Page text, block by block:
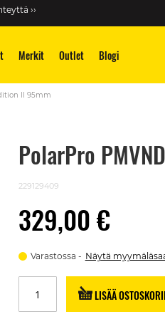
››
Merkit Outlet Blogi
II 95mm
PolarPro
229129409
329,00 €
Varastossa Näytä
LISÄÄ